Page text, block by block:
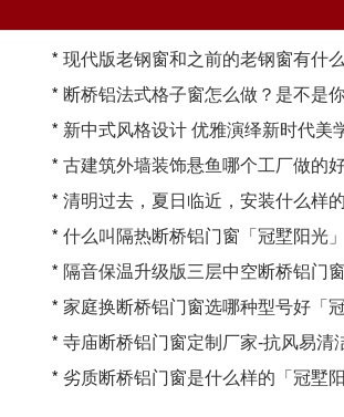
*
*
*
*
*
* 什么叫隔热断桥铝门窗「冠墅阳光」
*
*
*
*